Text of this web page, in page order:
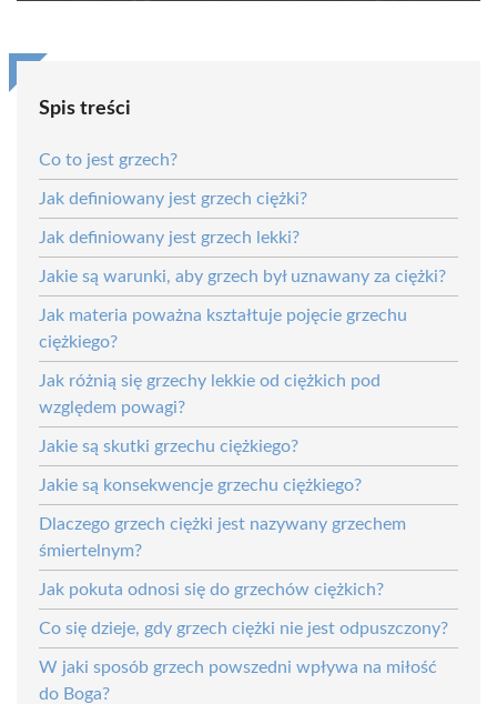
Spis treści
Co to jest grzech?
Jak definiowany jest grzech ciężki?
Jak definiowany jest grzech lekki?
Jakie są warunki, aby grzech był uznawany za ciężki?
Jak materia poważna kształtuje pojęcie grzechu
ciężkiego?
Jak różnią się grzechy lekkie od ciężkich pod
względem powagi?
Jakie są skutki grzechu ciężkiego?
Jakie są konsekwencje grzechu ciężkiego?
Dlaczego grzech ciężki jest nazywany grzechem
śmiertelnym?
Jak pokuta odnosi się do grzechów ciężkich?
Co się dzieje, gdy grzech ciężki nie jest odpuszczony?
W jaki sposób grzech powszedni wpływa na miłość
do Boga?